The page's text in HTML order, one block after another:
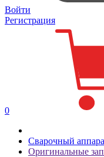
Войти
Регистрация
0
Сварочный
Оригинальные